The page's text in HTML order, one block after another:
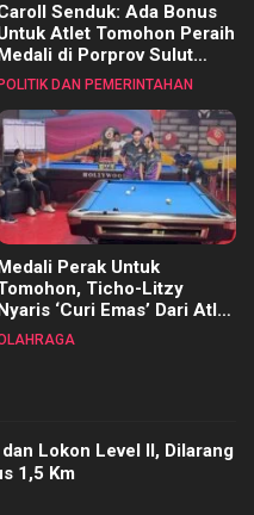
Senduk: Ada Bonus
Atlet Tomohon Peraih
di Porprov Sulut
POLITIK DAN PEMERINTAHAN
Perak Untuk
Ticho-Litzy
‘Curi Emas’ Dari Atlet
PON di Porprov Sulut
Lokon Level II, Dilarang
1,5 Km